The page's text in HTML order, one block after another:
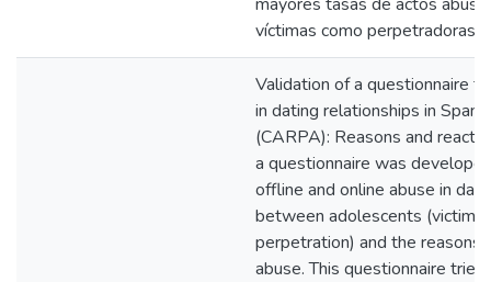
víctimas como perpetradoras
Validation of a questionnaire
in dating relationships in
(CARPA): Reasons and
a questionnaire was
offline and online abuse in
between adolescents
perpetration) and the reasons
abuse. This questionnaire